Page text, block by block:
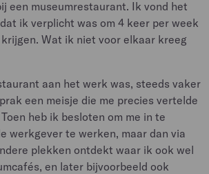
een museumrestaurant. Ik vond het
ik verplicht was om 4 keer per week
Wat ik niet voor elkaar kreeg
aan het werk was, steeds vaker
een meisje die me precies vertelde
heb ik besloten om me in te
werkgever te werken, maar dan via
plekken ontdekt waar ik ook wel
en later bijvoorbeeld ook